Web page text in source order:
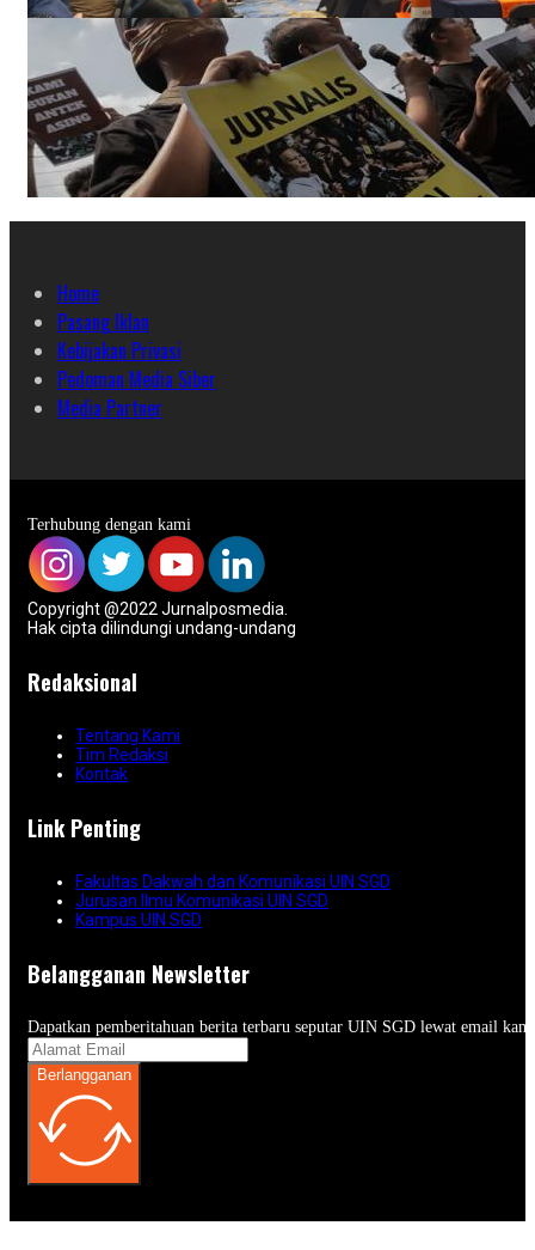
Home
Pasang Iklan
Kebijakan Privasi
Pedoman Media Siber
Media Partner
Terhubung dengan kami
Copyright @2022 Jurnalposmedia.
Hak cipta dilindungi undang-undang
Redaksional
Tentang Kami
Tim Redaksi
Kontak
Link Penting
Fakultas Dakwah dan Komunikasi UIN SGD
Jurusan Ilmu Komunikasi UIN SGD
Kampus UIN SGD
Belangganan Newsletter
Dapatkan pemberitahuan berita terbaru seputar UIN SGD lewat email
Berlangganan